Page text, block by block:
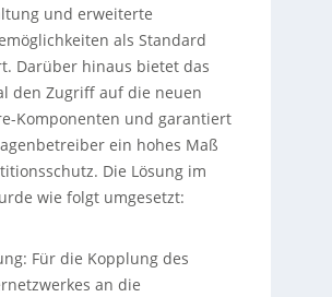
und erweiterte
als Standard
Darüber hinaus bietet das
den Zugriff auf die neuen
Komponenten und garantiert
ein hohes Maß
Die Lösung im
wie folgt umgesetzt:
Für die Kopplung des
an die